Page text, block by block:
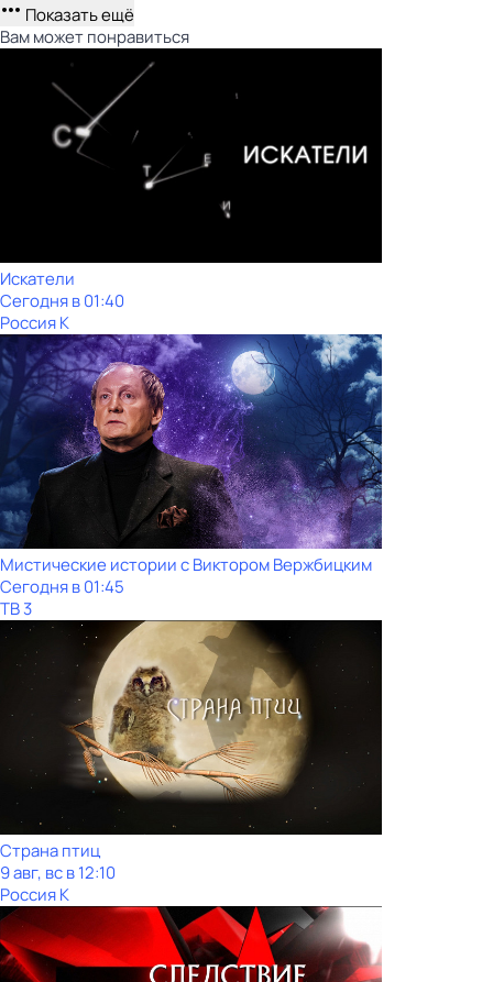
Показать ещё
Вам может понравиться
Искатели
Сегодня в 01:40
Россия К
Мистические истории с Виктoром Bержбицким
Сегодня в 01:45
ТВ 3
Страна птиц
9 авг, вс в 12:10
Россия К